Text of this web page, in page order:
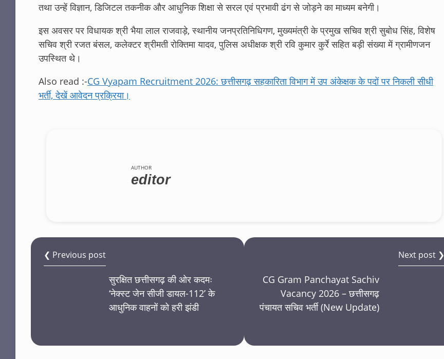
तथा उन्हें विज्ञान, डिजिटल तकनीक और आधुनिक शिक्षा से सरल एवं प्रभावी ढंग से जोड़ने का माध्यम बनेगी।
इस अवसर पर विधायक श्री भैया लाल राजवाड़े, स्थानीय जनप्रतिनिधिगण, मुख्यमंत्री के प्रमुख सचिव श्री सुबोध सिंह, विशेष
सचिव श्री रजत बंसल, कलेक्टर श्रीमती रोक्तिमा यादव, पुलिस अधीक्षक श्री रवि कुमार कुर्रे सहित बड़ी संख्या में ग्रामीणजन
उपस्थित थे।
Also read :-CG Vyapam Recruitment 2026: छत्तीसगढ़ सहकारिता विभाग में उप अंकेक्षक के पदों पर निकली सीधी
भर्ती, देखें आवेदन प्रक्रिया।
AUTHOR
editor
❮ Previous post
सुरक्षित छत्तीसगढ़ की ओर कदमः
‘नेक्स्ट जेन सीजी डायल-112’ के
आधुनिक वाहनों को हरी झंडी
Next post ❯
CG Gram Panchayat Sachiv
Vacancy 2026 – छत्तीसगढ़
पंचायत सचिव भर्ती (New Update)